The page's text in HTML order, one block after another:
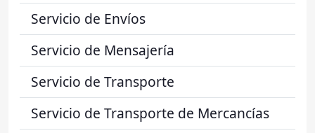
Servicio de Envíos
Servicio de Mensajería
Servicio de Transporte
Servicio de Transporte de Mercancías